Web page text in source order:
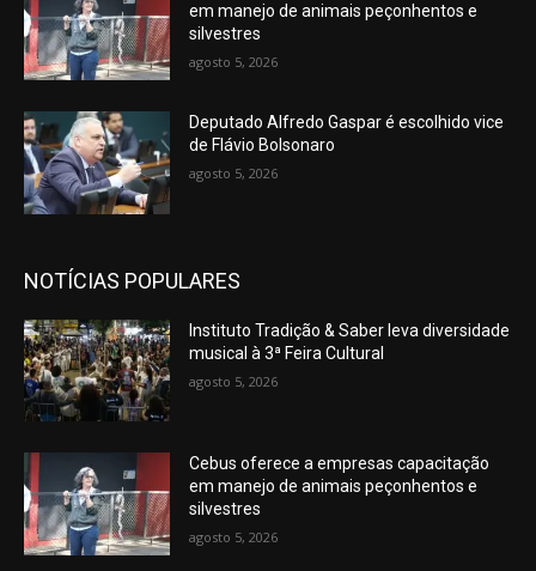
em manejo de animais peçonhentos e
silvestres
agosto 5, 2026
Deputado Alfredo Gaspar é escolhido vice
de Flávio Bolsonaro
agosto 5, 2026
NOTÍCIAS POPULARES
Instituto Tradição & Saber leva diversidade
musical à 3ª Feira Cultural
agosto 5, 2026
Cebus oferece a empresas capacitação
em manejo de animais peçonhentos e
silvestres
agosto 5, 2026